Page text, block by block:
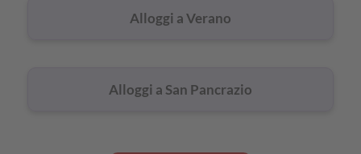
Alloggi a Verano
Alloggi a San Pancrazio